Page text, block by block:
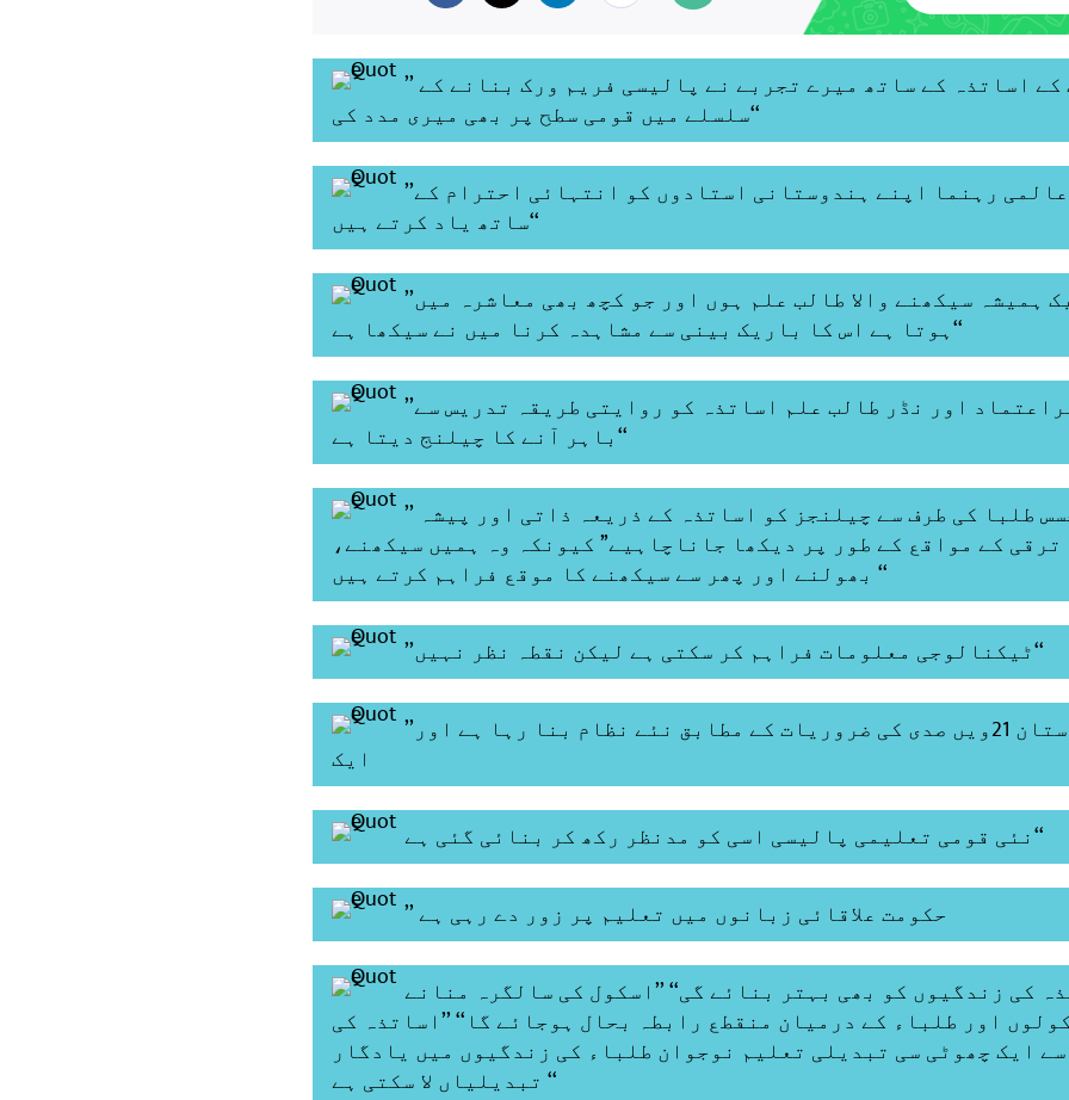
’’ گجرات کے اساتذہ کے ساتھ میرے تجربے نے پالیسی فریم ورک بنانے کے
سلسلے میں قومی سطح پر بھی میری مدد کی‘‘
’’بہت سے عالمی رہنما اپنے ہندوستانی استادوں کو انتہائی احترام کے
ساتھ یاد کرتے ہیں‘‘
’’میں ایک ہمیشہ سیکھنے والا طالب علم ہوں اور جو کچھ بھی معاشرہ میں
ہوتا ہے اس کا باریک بینی سے مشاہدہ کرنا میں نے سیکھا ہے‘‘
’’آج کا پُراعتماد اور نڈر طالب علم اساتذہ کو روایتی طریقہ تدریس سے
باہر آنے کا چیلنج دیتا ہے‘‘
’’ پُرتجسس طلبا کی طرف سے چیلنجز کو اساتذہ کے ذریعہ ذاتی اور پیشہ
ترقی کے مواقع کے طور پر دیکھا جاناچاہیے’’ کیونکہ وہ ہمیں سیکھنے،
بھولنے اور پھر سے سیکھنے کا موقع فراہم کرتے ہیں ‘‘
’’ٹیکنالوجی معلومات فراہم کر سکتی ہے لیکن نقطہ نظر نہیں‘‘
’’آج ہندوستان 21ویں صدی کی ضروریات کے مطابق نئے نظام بنا رہا ہے اور
ایک
نئی قومی تعلیمی پالیسی اسی کو مدنظر رکھ کر بنائی گئی ہے‘‘
’’ حکومت علاقائی زبانوں میں تعلیم پر زور دے رہی ہے
کی زندگیوں کو بھی بہتر بنائے گی‘‘ ’’اسکول کی سالگرہ منانے
اور طلباء کے درمیان منقطع رابطہ بحال ہوجائے گا‘‘ ’’اساتذہ کی
ایک چھوٹی سی تبدیلی تعلیم نوجوان طلباء کی زندگیوں میں یادگار
تبدیلیاں لا سکتی ہے ‘‘